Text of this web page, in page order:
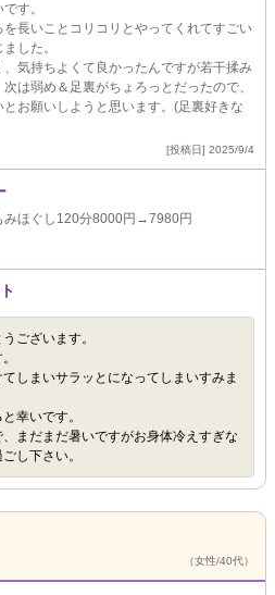
す。
長いことコリコリとやってくれてすごい
した。
気持ちよくて良かったんですが若干揉み
は弱め＆足裏がちょろっとだったので、
お願いしようと思います。(足裏好きな
[投稿日] 2025/9/4
みほぐし120分8000円→7980円
ございます。
しまいサラッとになってしまいすみま
幸いです。
まだまだ暑いですがお身体冷えすぎな
し下さい。
（女性/40代）